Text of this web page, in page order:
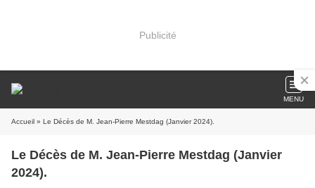
Publicité
MENU
Accueil » Le Décès de M. Jean-Pierre Mestdag (Janvier 2024).
Le Décès de M. Jean-Pierre Mestdag (Janvier
2024).